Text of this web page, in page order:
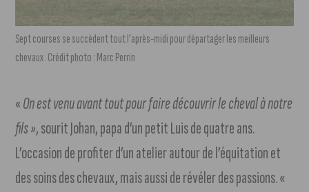
Sept courses se succèdent tout l’après-midi pour départager les meilleurs
chevaux. Crédit photo : Marc Perrin
«On est venu avant tout pour faire découvrir le cheval à notre
fils », sourit Johan, papa d’un petit Luis de quatre ans.
L’occasion de profiter d’un atelier autour de l’équitation et
des soins des chevaux, mais aussi de révéler des passions. «